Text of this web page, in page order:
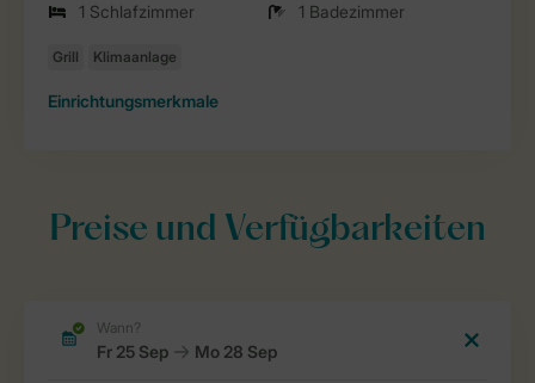
1 Schlafzimmer
1 Badezimmer
Einrichtungsmerkmale
Preise und Verfügbarkeiten